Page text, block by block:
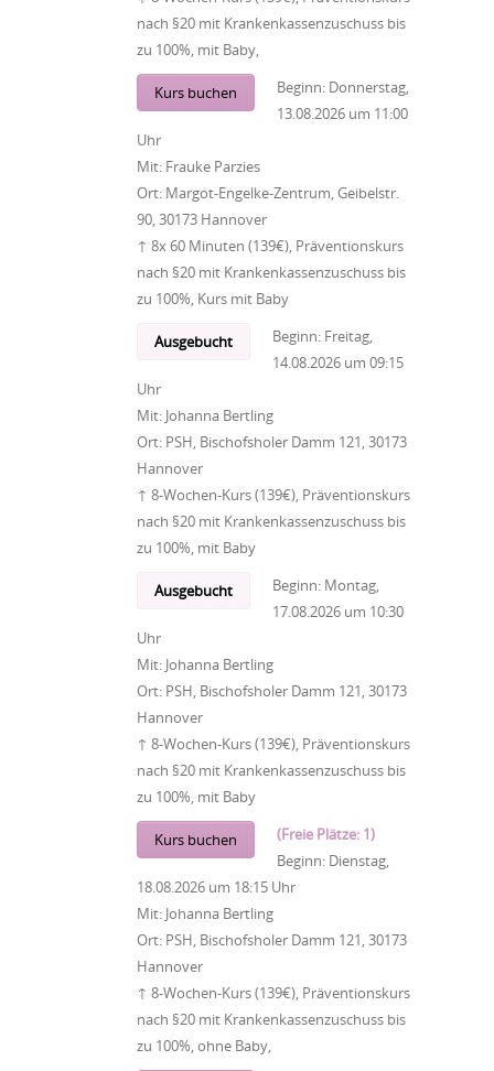
nach §20 mit Krankenkassenzuschuss bis
zu 100%, mit Baby,
Kurs buchen Beginn: Donnerstag,
13.08.2026 um 11:00
Uhr
Mit: Frauke Parzies
Ort: Margot-Engelke-Zentrum, Geibelstr.
90, 30173 Hannover
↑ 8x 60 Minuten (139€), Präventionskurs
nach §20 mit Krankenkassenzuschuss bis
zu 100%, Kurs mit Baby
Ausgebucht Beginn: Freitag,
14.08.2026 um 09:15
Uhr
Mit: Johanna Bertling
Ort: PSH, Bischofsholer Damm 121, 30173
Hannover
↑ 8-Wochen-Kurs (139€), Präventionskurs
nach §20 mit Krankenkassenzuschuss bis
zu 100%, mit Baby
Ausgebucht Beginn: Montag,
17.08.2026 um 10:30
Uhr
Mit: Johanna Bertling
Ort: PSH, Bischofsholer Damm 121, 30173
Hannover
↑ 8-Wochen-Kurs (139€), Präventionskurs
nach §20 mit Krankenkassenzuschuss bis
zu 100%, mit Baby
Kurs buchen
(Freie Plätze: 1)
Beginn: Dienstag,
18.08.2026 um 18:15 Uhr
Mit: Johanna Bertling
Ort: PSH, Bischofsholer Damm 121, 30173
Hannover
↑ 8-Wochen-Kurs (139€), Präventionskurs
nach §20 mit Krankenkassenzuschuss bis
zu 100%, ohne Baby,